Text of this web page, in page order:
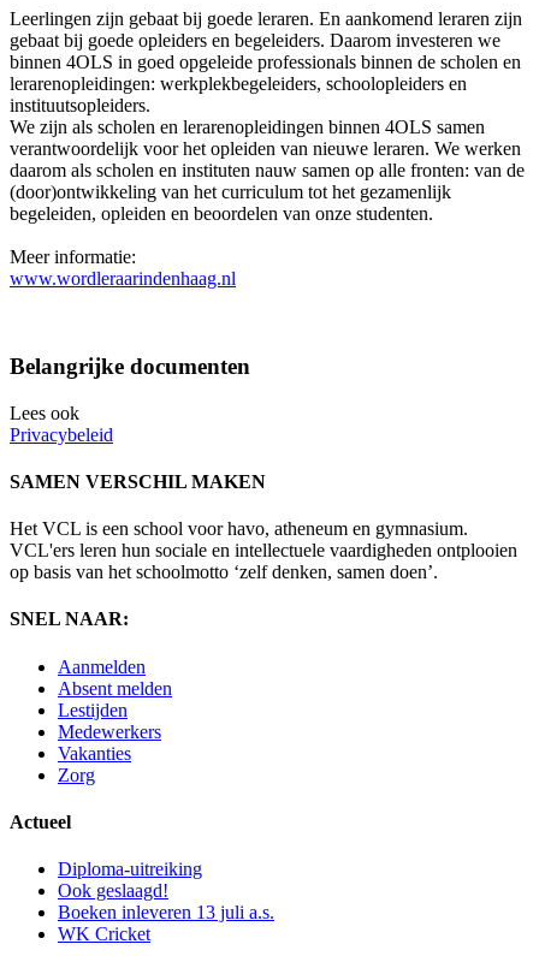
Leerlingen zijn gebaat bij goede leraren. En aankomend leraren zijn
gebaat bij goede opleiders en begeleiders. Daarom investeren we
binnen 4OLS in goed opgeleide professionals binnen de scholen en
lerarenopleidingen: werkplekbegeleiders, schoolopleiders en
instituutsopleiders.
We zijn als scholen en lerarenopleidingen binnen 4OLS samen
verantwoordelijk voor het opleiden van nieuwe leraren. We werken
daarom als scholen en instituten nauw samen op alle fronten: van de
(door)ontwikkeling van het curriculum tot het gezamenlijk
begeleiden, opleiden en beoordelen van onze studenten.
Meer informatie:
www.wordleraarindenhaag.nl
Belangrijke documenten
Lees ook
Privacybeleid
SAMEN VERSCHIL MAKEN
Het VCL is een school voor havo, atheneum en gymnasium.
VCL'ers leren hun sociale en intellectuele vaardigheden ontplooien
op basis van het schoolmotto ‘zelf denken, samen doen’.
SNEL NAAR:
Aanmelden
Absent melden
Lestijden
Medewerkers
Vakanties
Zorg
Actueel
Diploma-uitreiking
Ook geslaagd!
Boeken inleveren 13 juli a.s.
WK Cricket